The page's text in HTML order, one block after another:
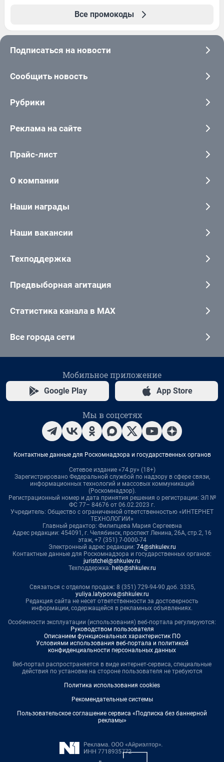
Все промокоды
Подписаться на новости
Сообщить новость
Рубрики
Реклама на сайте
Прайс-лист
О компании
Наши награды
Наши вакансии
Техподдержка
Предвыборная агитация
Статистика канала в MAX
Все города сети
Мобильное приложение
Google Play App Store
Мы в соцсетях
Контактные данные для Роскомнадзора и государственных органов
Сетевое издание «74.ру» (18+)
Зарегистрировано Федеральной службой по надзору в сфере связи,
информационных технологий и массовых коммуникаций
(Роскомнадзор).
Регистрационный номер и дата принятия решения о регистрации: ЭЛ №
ФС 77– 84676 от 06.02.2023 г.
Учредитель: Общество с ограниченной ответственностью «ИНТЕРНЕТ
ТЕХНОЛОГИИ»
Главный редактор: Филипцева Мария Сергеевна
Адрес редакции: 454091, г. Челябинск, проспект Ленина, 26А, стр.2, 16
этаж, +7 (351) 7-0000-74
Электронный адрес редакции: 74@shkulev.ru
Контактные данные для Роскомнадзора и государственных органов:
juristchel@shkulev.ru
Техподдержка: help@shkulev.ru
Связаться с отделом продаж: 8 (351) 729-94-90 доб. 3335,
yuliya.latypova@shkulev.ru
Редакция сайта не несет ответственности за достоверность
информации, содержащейся в рекламных объявлениях.
Особенности эксплуатации (использования) веб-портала регулируются:
Руководством пользователя
Описанием функциональных характеристик ПО
Условиями использования веб-портала и политикой
конфиденциальности персональных данных
Веб-портал распространяется в виде интернет-сервиса, специальные
действия по установке на стороне пользователя не требуются
Политика использования cookies
Рекомендательные системы
Пользовательское соглашение сервиса «Подписка без баннерной
рекламы»